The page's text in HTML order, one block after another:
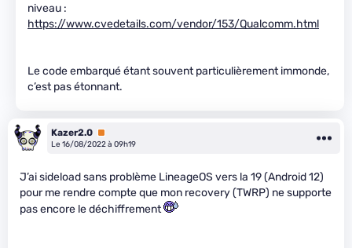
niveau :
https://www.cvedetails.com/vendor/153/Qualcomm.html
Le code embarqué étant souvent particulièrement immonde,
c’est pas étonnant.
Kazer2.0 Premium
Le 16/08/2022 à 09h19
J’ai sideload sans problème LineageOS vers la 19 (Android 12)
pour me rendre compte que mon recovery (TWRP) ne supporte
pas encore le déchiffrement